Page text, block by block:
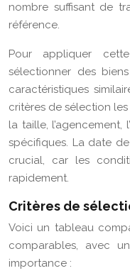
nombre suffisant de
référence.
Pour appliquer
sélectionner des
caractéristiques
critères de sélection
la taille, l’agencement,
spécifiques. La date
crucial, car les
rapidement.
Critères de
Voici un tableau
comparables, avec
importance :